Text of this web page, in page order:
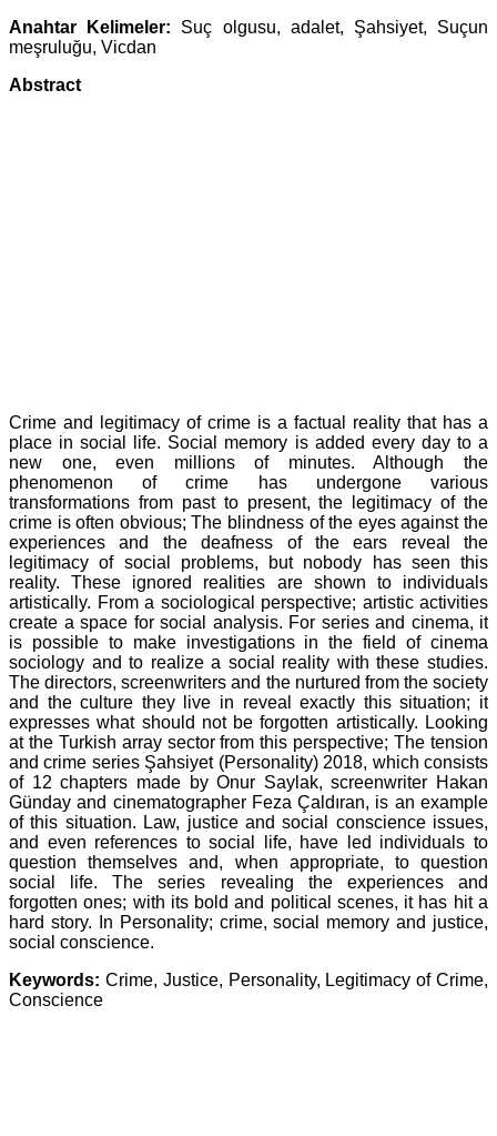
Anahtar Kelimeler: Suç olgusu, adalet, Şahsiyet, Suçun
meşruluğu, Vicdan
Abstract
Crime and legitimacy of crime is a factual reality that has a
place in social life. Social memory is added every day to a
new one, even millions of minutes. Although the
phenomenon of crime has undergone various
transformations from past to present, the legitimacy of the
crime is often obvious; The blindness of the eyes against the
experiences and the deafness of the ears reveal the
legitimacy of social problems, but nobody has seen this
reality. These ignored realities are shown to individuals
artistically. From a sociological perspective; artistic activities
create a space for social analysis. For series and cinema, it
is possible to make investigations in the field of cinema
sociology and to realize a social reality with these studies.
The directors, screenwriters and the nurtured from the society
and the culture they live in reveal exactly this situation; it
expresses what should not be forgotten artistically. Looking
at the Turkish array sector from this perspective; The tension
and crime series Şahsiyet (Personality) 2018, which consists
of 12 chapters made by Onur Saylak, screenwriter Hakan
Günday and cinematographer Feza Çaldıran, is an example
of this situation. Law, justice and social conscience issues,
and even references to social life, have led individuals to
question themselves and, when appropriate, to question
social life. The series revealing the experiences and
forgotten ones; with its bold and political scenes, it has hit a
hard story. In Personality; crime, social memory and justice,
social conscience.
Keywords: Crime, Justice, Personality, Legitimacy of Crime,
Conscience